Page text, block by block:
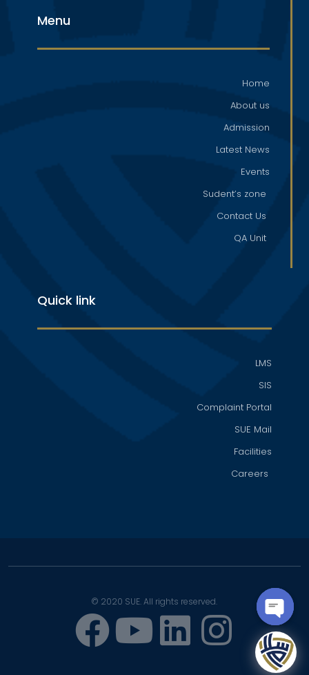
Menu
Home
About us
Admission
Latest News
Events
Sudent’s zone
Contact Us
QA Unit
Quick link
LMS
SIS
Complaint Portal
SUE Mail
Facilities
Careers
© 2020 SUE. All rights reserved.
OPEN
CHATY